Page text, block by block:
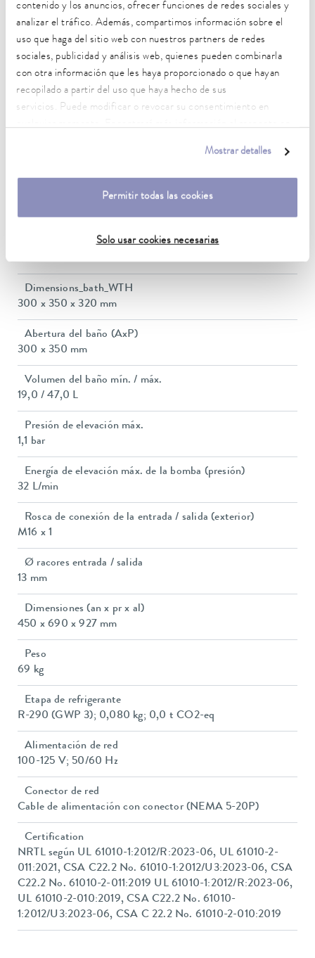
contenido y los anuncios, ofrecer funciones de redes sociales y
analizar el tráfico. Además, compartimos información sobre el
uso que haga del sitio web con nuestros partners de redes
sociales, publicidad y análisis web, quienes pueden combinarla
con otra información que les haya proporcionado o que hayan
recopilado a partir del uso que haya hecho de sus
servicios. Puede modificar o revocar su consentimiento en
Mostrar detalles
Permitir todas las cookies
Solo usar cookies necesarias
Rango de temperatura de funcionamiento
Temperatura ambiente
5 ... 40 °C
Estabilidad de temperatura
Consumo eléctrico máx.
Consumo de corriente
Dimensions_bath_WTH
300 x 350 x 320 mm
Abertura del baño (AxP)
300 x 350 mm
Volumen del baño mín. / máx.
19,0 / 47,0 L
Presión de elevación máx.
1,1 bar
Energía de elevación máx. de la bomba (presión)
32 L/min
Rosca de conexión de la entrada / salida (exterior)
M16 x 1
Ø racores entrada / salida
13 mm
Dimensiones (an x pr x al)
450 x 690 x 927 mm
Peso
69 kg
Etapa de refrigerante
R-290 (GWP 3); 0,080 kg; 0,0 t CO2-eq
Alimentación de red
100-125 V; 50/60 Hz
Conector de red
Cable de alimentación con conector (NEMA 5-20P)
Certification
NRTL según UL 61010-1:2012/R:2023-06, UL 61010-2-
011:2021, CSA C22.2 No. 61010-1:2012/U3:2023-06, CSA
C22.2 No. 61010-2-011:2019 UL 61010-1:2012/R:2023-06,
UL 61010-2-010:2019, CSA C22.2 No. 61010-
1:2012/U3:2023-06, CSA C 22.2 No. 61010-2-010:2019